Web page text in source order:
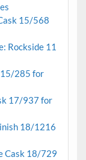
15/568
Rockside 11
15/285 for
17/937 for
18/1216
Cask 18/729